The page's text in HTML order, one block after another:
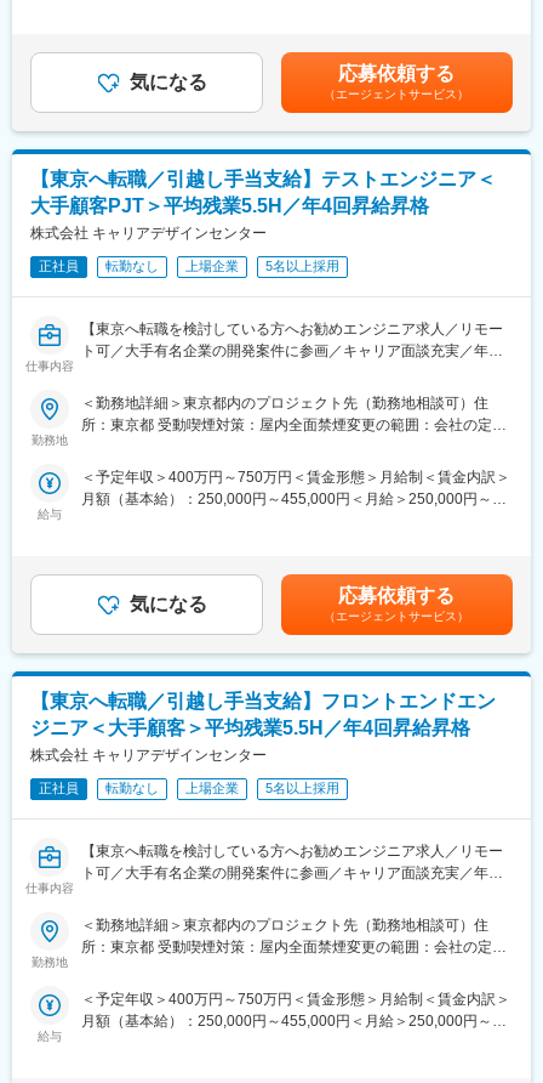
■スキルアップ／魅力
・大手企業や話題性の高い案件が中心
・幅広い業界・技術領域に携われるため、経験値を着実に高める
ことができます。
・身につけたい技術やキャリア目標に応じて、資格取得手当（1～
5万円程度／資格ごとを活用可能。
・エンジニアの目指したいキャリア、スキルアップ、働き方、ご
家族を考慮した案件アサイン
変更の範囲：会社の定める業務
業務から、改善提案・最適化といった上流工程まで段階的なステ
ップアップが可能。
■具体的な内容
・AWS／Azure環境の設計・構築
・クラウド環境へのサーバー移行（オンプレミス → クラウド）
・仮想サーバー、ネットワーク、ストレージの設計・設定
・クラウド環境の運用・保守、障害対応
・インフラ構成の改善提案、パフォーマンス最適化
・各種ドキュメント作成、ベンダー・関係部門との調整
■プロジェクト例
新規クラウド環境の立ち上げ、運用基盤整備
（2） 独立系SIerでのAzureへのサーバー移行
サーバー設計・構築、動作検証、移行後の運用支援
（3） サーバーコンサルティング企業でのAWS設計・構築
■案件アサイン
同社は「エンジニアファースト」を大切にし、将来キャリアや希
案件は複数提示し、最終決定はエンジニア本人。会社都合の一方
的なアサインはなく、想いを形にできる環境です。
■スキルアップ／魅力
・大手企業や話題性の高い案件が中心
・幅広い業界・技術領域に携われるため、経験値を着実に高める
ことができます。
・身につけたい技術やキャリア目標に応じて、資格取得手当（1～
5万円程度／資格ごとを活用可能。
・エンジニアの目指したいキャリア、スキルアップ、働き方、ご
家族を考慮した案件アサイン
上実績に合わせた評価項目を用意しています）賃金はあくまでも
目安の金額であり、選考を通じて上下する可能性があります。月
給(月額)は固定手当を含めた表記です。
気になる 応募依頼する
（エージェントサービス）
【東京へ転職／引越し手当支給】テストエンジニア＜
大手顧客PJT＞平均残業5.5H／年4回昇給昇格
株式会社 キャリアデザインセンター
正社員 転勤なし 上場企業 5名以上採用
仕事内容
【東京へ転職を検討している方へお勧めエンジニア求人／リモー
ト可／大手有名企業の開発案件に参画／キャリア面談充実／年収
■業務内容
大手有名企業や自社サービス企業の開発プロジェクトに参画し
テストエンジニアとしてソフトウェア品質を支える重要な役割を
Webサービス、業務系システム、自社SaaSプロダクトなど多様な
案件を通じて、テスト実施だけでなく、設計・計画・品質改善ま
■具体的な内容
・テスト計画・テスト方針の策定
・テスト仕様書・テストケースの作成
・テスト実施、結果分析・報告
・不具合再現確認および開発チームとの連携
・テスト自動化の導入・運用
・品質改善に向けたプロセス提案・管理業務
■プロジェクト事例
（1） eラーニングシステムのテスト設計・実施
カスタマイズ設計書をもとにしたテスト仕様書作成
DB：Microsoft SQL Server
検証環境：Windows
（2） 企業向け分析ツールのWebアプリケーションテスト
テストケースに基づくソフトウェア操作
検証環境：Windows
使用ツール：Jira、Slack、Zoom
勤務地
＜勤務地詳細＞東京都内のプロジェクト先（勤務地相談可）住
所：東京都 受動喫煙対策：屋内全面禁煙変更の範囲：会社の定め
給与
＜予定年収＞400万円～750万円＜賃金形態＞月給制＜賃金内訳＞
月額（基本給）：250,000円～455,000円＜月給＞250,000円～
上実績に合わせた評価項目を用意しています）■年収例経験者：月
給41.5万円／年収676万円賃金はあくまでも目安の金額であり、
選考を通じて上下する可能性があります。月給(月額)は固定手当を
含めた表記です。
気になる 応募依頼する
（エージェントサービス）
【東京へ転職／引越し手当支給】フロントエンドエン
ジニア＜大手顧客＞平均残業5.5H／年4回昇給昇格
株式会社 キャリアデザインセンター
正社員 転勤なし 上場企業 5名以上採用
仕事内容
【東京へ転職を検討している方へお勧めエンジニア求人／リモー
ト可／大手有名企業の開発案件に参画／キャリア面談充実／年収
された方もいます！】
■業務内容
エンドエンジニアとしてWebサービス・Webアプリケーションの
開発業務をお任せします。
勤務地
＜勤務地詳細＞東京都内のプロジェクト先（勤務地相談可）住
所：東京都 受動喫煙対策：屋内全面禁煙変更の範囲：会社の定め
給与
＜予定年収＞400万円～750万円＜賃金形態＞月給制＜賃金内訳＞
月額（基本給）：250,000円～455,000円＜月給＞250,000円～